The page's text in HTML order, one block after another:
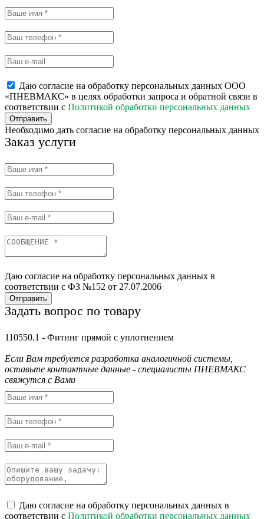
Даю согласие на обработку персональных данных ООО
«ПНЕВМАКС» в целях обработки запроса и обратной связи в
соответствии с Политикой обработки персональных данных
Отправить
Необходимо дать согласие на обработку персональных данных
Заказ услуги
Даю согласие на обработку персональных данных в
соответствии с ФЗ №152 от 27.07.2006
Отправить
Задать вопрос по товару
110550.1 - Фитинг прямой с уплотнением
Если Вам требуется разработка аналогичной системы,
оставьте контактные данные - специалисты ПНЕВМАКС
свяжутся с Вами
Даю согласие на обработку персональных данных в
соответствии с Политикой обработки персональных данных